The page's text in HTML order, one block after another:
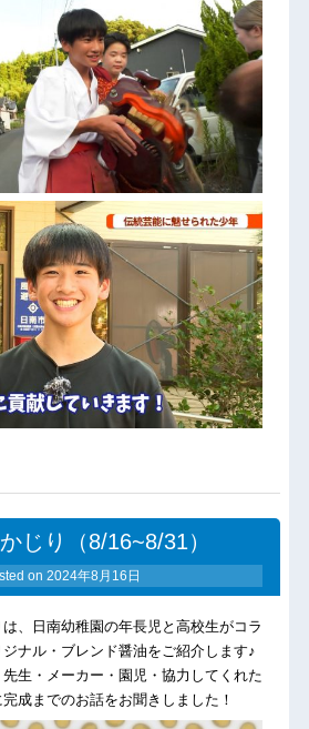
じり（8/16~8/31）
on 2024年8月16日
、日南幼稚園の年長児と高校生がコラ
ナル・ブレンド醤油をご紹介します♪
生・メーカー・園児・協力してくれた
成までのお話をお聞きしました！